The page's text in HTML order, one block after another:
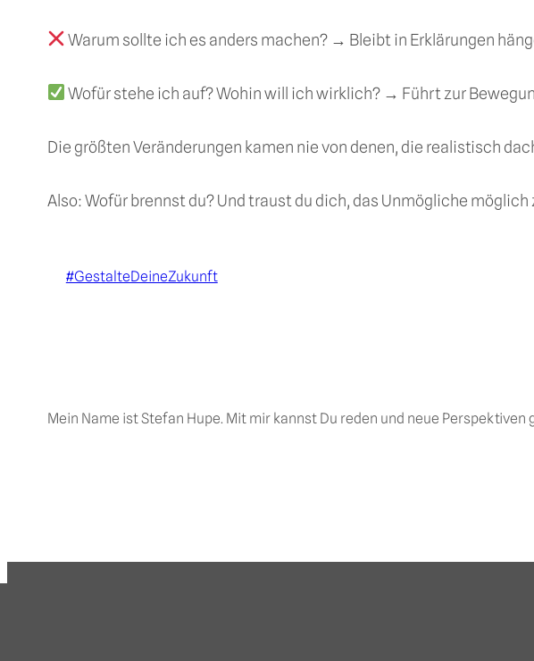
Warum sollte ich es anders machen? → Bleibt in Erklärungen
Wofür stehe ich auf? Wohin will ich wirklich? → Führt zur
Die größten Veränderungen kamen nie von denen, die realistisch
Also: Wofür brennst du? Und traust du dich, das Unmögliche möglich
#GestalteDeineZukunft
Mein Name ist Stefan Hupe. Mit mir kannst Du reden und neue Perspektiven